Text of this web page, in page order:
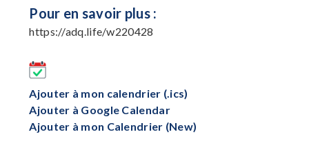
Pour en savoir plus :
https://adq.life/w220428
Ajouter à mon calendrier (.ics)
Ajouter à Google Calendar
Ajouter à mon Calendrier (New)